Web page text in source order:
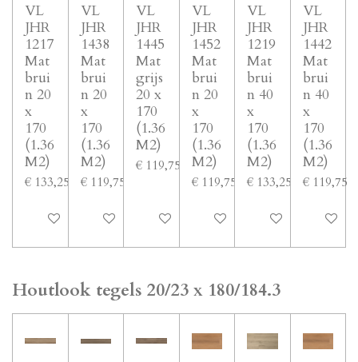
VL
JHR
1217
Mat
brui
n 20
x
170
(1.36
M2)
€ 133,25
In winkelwagen
VL
JHR
1438
Mat
brui
n 20
x
170
(1.36
M2)
€ 119,75
In winkelwagen
VL
JHR
1445
Mat
grijs
20 x
170
(1.36
M2)
€ 119,75
In winkelwagen
VL
JHR
1452
Mat
brui
n 20
x
170
(1.36
M2)
€ 119,75
In winkelwagen
VL
JHR
1219
Mat
brui
n 40
x
170
(1.36
M2)
€ 133,25
In winkelwagen
VL
JHR
1442
Mat
brui
n 40
x
170
(1.36
M2)
€ 119,75
In
Houtlook tegels 20/23 x 180/184.3